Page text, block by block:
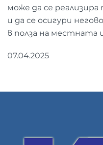
може да се
и да се осигури
в полза на местната
07.04.2025